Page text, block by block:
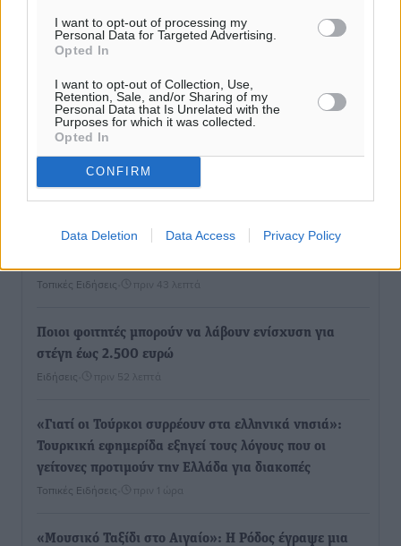
I want to opt-out of processing my
Personal Data for Targeted Advertising.
Opted In
I want to opt-out of Collection, Use,
Retention, Sale, and/or Sharing of my
Personal Data that Is Unrelated with the
Purposes for which it was collected.
Opted In
CONFIRM
Data Deletion Data Access Privacy Policy
Ροή ειδήσεων
Τριήμερο εξόδου: Πάνω από 129.000 επιβάτες
αναχωρούν από Πειραιά, Ραφήνα και Λαύριο
Ειδήσεις• πριν 17 λεπτά
Τι αλλάζει το χωροταξικό στις τουριστικές επενδύσεις
Τοπικές Ειδήσεις• πριν 21 λεπτά
ΥΠΑΑΤ: 12,5 εκατ. ευρώ στις 13 Περιφέρειες για μέτρα
Τοπικές Ειδήσεις πριν 43 λεπτά
Ποιοι φοιτητές μπορούν να λάβουν ενίσχυση για
στέγη έως 2.500 ευρώ
Ειδήσεις πριν 52 λεπτά
«Γιατί οι Τούρκοι συρρέουν στα ελληνικά νησιά»:
Τουρκική εφημερίδα εξηγεί τους λόγους που οι
γείτονες προτιμούν την Ελλάδα για διακοπές
Τοπικές Ειδήσεις πριν 1 ώρα
«Μουσικό Ταξίδι στο Αιγαίο»: Η Ρόδος έγραψε μια